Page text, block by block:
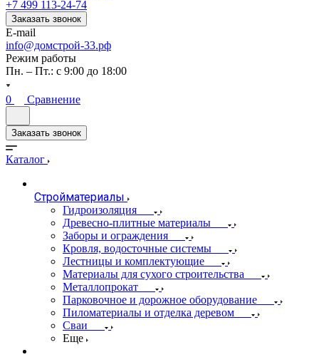
+7 499 113-24-74
Заказать звонок
E-mail
info@домстрой-33.рф
Режим работы
Пн. – Пт.: с 9:00 до 18:00
0 Сравнение
Заказать звонок
Каталог
Стройматериалы
Гидроизоляция
Древесно-плитные материалы
Заборы и ограждения
Кровля, водосточные системы
Лестницы и комплектующие
Материалы для сухого строительства
Металлопрокат
Парковочное и дорожное оборудование
Пиломатериалы и отделка деревом
Сваи
Еще